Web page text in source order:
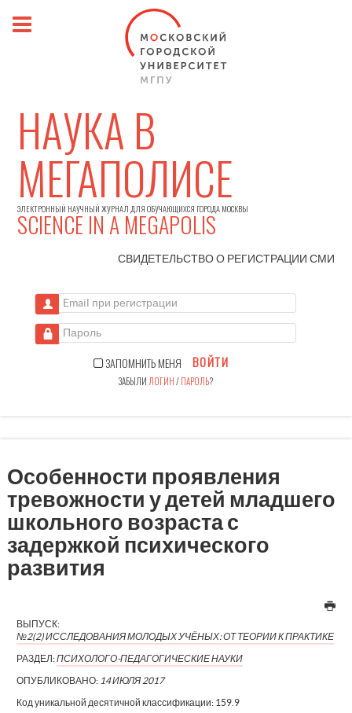
НАУКА В
МЕГАПОЛИСЕ
ЭЛЕКТРОННЫЙ НАУЧНЫЙ ЖУРНАЛ ДЛЯ ОБУЧАЮЩИХСЯ ГОРОДА МОСКВЫ
SCIENCE IN A MEGAPOLIS
СВИДЕТЕЛЬСТВО О РЕГИСТРАЦИИСМИ
Email при регистрации
Пароль
ЗАПОМНИТЬ МЕНЯ ВОЙТИ
ЗАБЫЛИ ЛОГИН/ПАРОЛЬ?
Особенности проявления
тревожности у детей младшего
школьного возраста с
задержкой психического
развития
ВЫПУСК:
№2(2) ИССЛЕДОВАНИЯ МОЛОДЫХ УЧЁНЫХ: ОТ ТЕОРИИ К ПРАКТИКЕ
РАЗДЕЛ:ПСИХОЛОГО-ПЕДАГОГИЧЕСКИЕ НАУКИ
ОПУБЛИКОВАНО: 14 ИЮЛЯ 2017
Код уникальной десятичной классификации: 159.9